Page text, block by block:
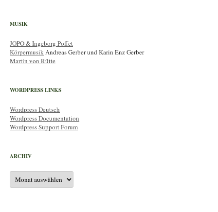
MUSIK
JOPO & Ingeborg Poffet
KörpermusikAndreas Gerber und Karin Enz Gerber
Martin von Rütte
WORDPRESS LINKS
Wordpress Deutsch
Wordpress Documentation
Wordpress Support Forum
ARCHIV
Archiv